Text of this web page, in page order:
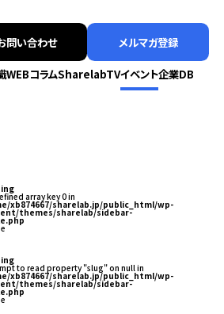
問い合わせ メルマガ登録
WEBコラムSharelabTVイベント企業DB
array key 0 in
xb874667/sharelab.jp/public_html/wp-
themes/sharelab/sidebar-
to read property "slug" on null in
xb874667/sharelab.jp/public_html/wp-
themes/sharelab/sidebar-